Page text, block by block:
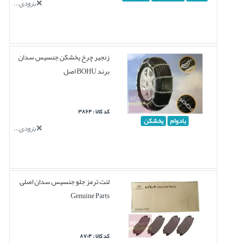
بزودی...
بادوام یخشکن
زنجیر چرخ یخشکن جنسیس سدان
برند BOHU اصل
کد کالا : ۳۸۶۴
بزودی...
لنت ترمز جلو جنسیس سدان اصلی
Genuine Parts
کد کالا : ۸۷۰۴